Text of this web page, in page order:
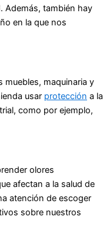
Además, también hay
en la que nos
muebles, maquinaria y
usar protección a la
como por ejemplo,
olores
afectan a la salud de
atención de escoger
sobre nuestros